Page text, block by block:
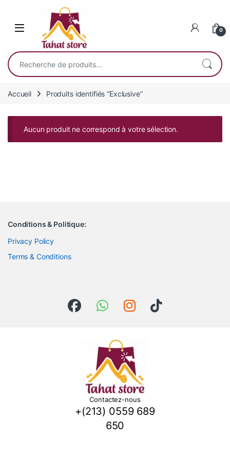
0
Recherche pour :
Accueil Produits identifiés “Exclusive”
Aucun produit ne correspond à votre sélection.
Conditions & Politique:
Privacy Policy
Terms & Conditions
Contactez-nous
+(213) 0559 689
650